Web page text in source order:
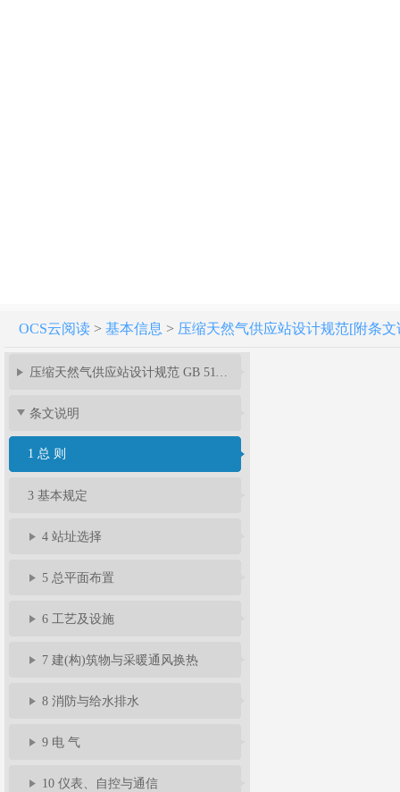
OCS云阅读> 基本信息 > 压缩天然气供应站设计规范[附条文
条文说明
1 总 则
3 基本规定
4 站址选择
5 总平面布置
6 工艺及设施
7 建(构)筑物与采暖通风换热
8 消防与给水排水
9 电 气
10 仪表、自控与通信